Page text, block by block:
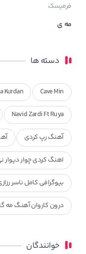
فرمیسک
مه ی
دسته ها
Cave Min
Kurdan
Navid Zardi Ft Ruya
آهنگ رپ کردی
اهنگ کردی چوار دیوار
بیوگرافی کامل ناسر
درون کاروان آهنگ مه
محمد جزا
خوانندگان